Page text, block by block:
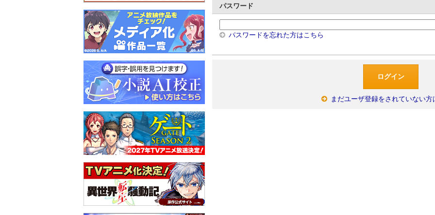
パスワード
パスワードを忘れた方はこちら
まだユーザ登録をされていない方